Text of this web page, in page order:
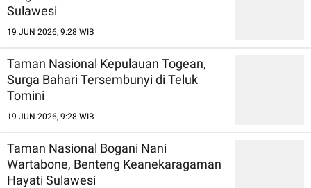
Sulawesi
19 JUN 2026, 9:28 WIB
Taman Nasional Kepulauan Togean,
Surga Bahari Tersembunyi di Teluk
Tomini
19 JUN 2026, 9:28 WIB
Taman Nasional Bogani Nani
Wartabone, Benteng Keanekaragaman
Hayati Sulawesi